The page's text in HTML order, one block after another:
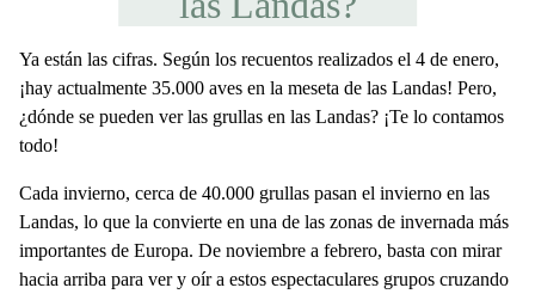
Ya están las cifras. Según los recuentos realizados el 4 de enero,
¡hay actualmente 35.000 aves en la meseta de las Landas! Pero,
¿dónde se pueden ver las grullas en las Landas? ¡Te lo contamos
todo!
Cada invierno, cerca de 40.000 grullas pasan el invierno en las
Landas, lo que la convierte en una de las zonas de invernada más
importantes de Europa. De noviembre a febrero, basta con mirar
hacia arriba para ver y oír a estos espectaculares grupos cruzando